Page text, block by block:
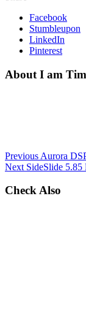
Facebook
Stumbleupon
LinkedIn
Pinterest
About I am
Previous Aurora
Next SideSlide
Check Also